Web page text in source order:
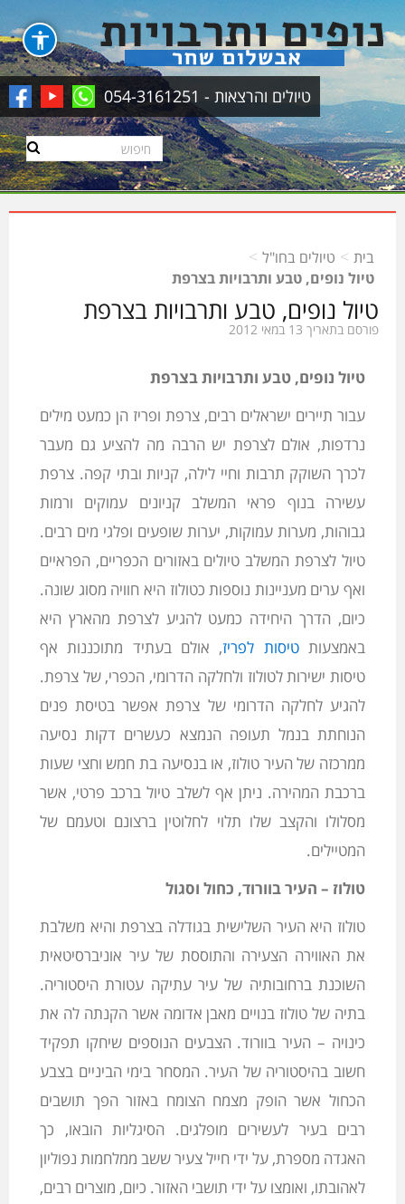
טיולים והרצאות - 054-3161251
בית > טיולים בחו"ל >
טיול נופים, טבע ותרבויות בצרפת
טיול נופים, טבע ותרבויות בצרפת
פורסם בתאריך 13 במאי 2012
טיול נופים, טבע ותרבויות בצרפת
עבור תיירים ישראלים רבים, צרפת ופריז הן כמעט מילים
נרדפות, אולם לצרפת יש הרבה מה להציע גם מעבר
לכרך השוקק תרבות וחיי לילה, קניות ובתי קפה. צרפת
עשירה בנוף פראי המשלב קניונים עמוקים ורמות
גבוהות, מערות עמוקות, יערות שופעים ופלגי מים רבים.
טיול לצרפת המשלב טיולים באזורים הכפריים, הפראיים
ואף ערים מעניינות נוספות כטולוז היא חוויה מסוג שונה.
כיום, הדרך היחידה כמעט להגיע לצרפת מהארץ היא
באמצעותטיסות לפריז, אולם בעתיד מתוכננות אף
טיסות ישירות לטולוז ולחלקה הדרומי, הכפרי, של צרפת.
להגיע לחלקה הדרומי של צרפת אפשר בטיסת פנים
הנוחתת בנמל תעופה הנמצא כעשרים דקות נסיעה
ממרכזה של העיר טולוז, או בנסיעה בת חמש וחצי שעות
ברכבת המהירה. ניתן אף לשלב טיול ברכב פרטי, אשר
מסלולו והקצב שלו תלוי לחלוטין ברצונם וטעמם של
המטיילים.
טולוז – העיר בוורוד, כחול וסגול
טולוז היא העיר השלישית בגודלה בצרפת והיא משלבת
את האווירה הצעירה והתוססת של עיר אוניברסיטאית
השוכנת ברחובותיה של עיר עתיקה עטורת היסטוריה.
בתיה של טולוז בנויים מאבן אדומה אשר הקנתה לה את
כינויה – העיר בוורוד. הצבעים הנוספים שיחקו תפקיד
חשוב בהיסטוריה של העיר. המסחר בימי הביניים בצבע
הכחול אשר הופק מצמח הצומח באזור הפך תושבים
רבים בעיר לעשירים מופלגים. הסיגליות הובאו, כך
האגדה מספרת, על ידי חייל צעיר ששב ממלחמות נפוליון
לאהובתו, ואומצו על ידי תושבי האזור. כיום, מוצרים רבים,